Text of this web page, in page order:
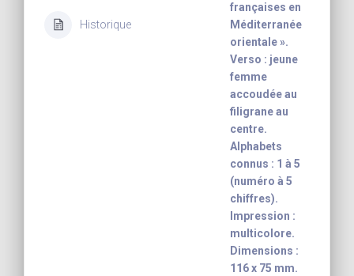
Historique
françaises en
Méditerranée
orientale ».
Verso : jeune
femme
accoudée au
filigrane au
centre.
Alphabets
connus : 1 à 5
(numéro à 5
chiffres).
Impression :
multicolore.
Dimensions :
116 x 75 mm.